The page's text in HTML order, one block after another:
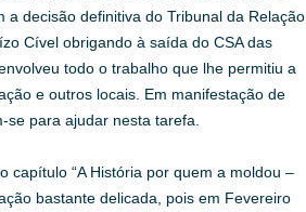
decisão definitiva do Tribunal da Relação
Cível obrigando à saída do CSA das
todo o trabalho que lhe permitiu a
e outros locais. Em manifestação de
para ajudar nesta tarefa.
capítulo “A História por quem a moldou –
bastante delicada, pois em Fevereiro